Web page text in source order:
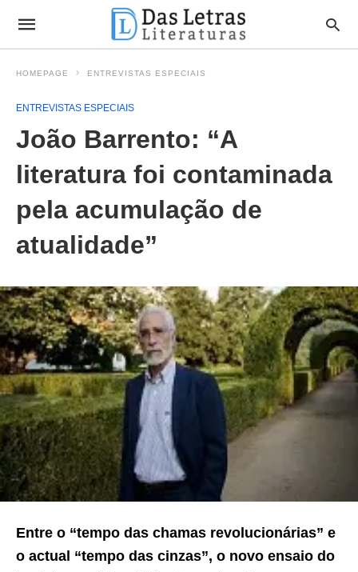
HOMEPAGE ENTREVISTAS ESPECIAIS
ENTREVISTAS ESPECIAIS
João Barrento: “A
literatura foi contaminada
pela acumulação de
atualidade”
Entre o “tempo das chamas revolucionárias” e
o actual “tempo das cinzas”, o novo ensaio do